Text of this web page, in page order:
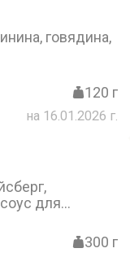
говядина,
120 г
на 16.01.2026 г.
для
300 г